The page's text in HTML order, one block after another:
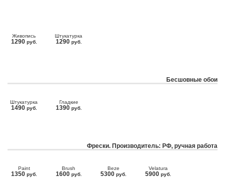
Живопись
1290 руб.
Штукатурка
1290 руб.
Бесшовные обои
Штукатурка
1490 руб.
Гладкие
1390 руб.
Фрески. Производитель: РФ, ручная работа
Paint
1350 руб.
Brush
1600 руб.
Beze
5300 руб.
Velatura
5900 руб.